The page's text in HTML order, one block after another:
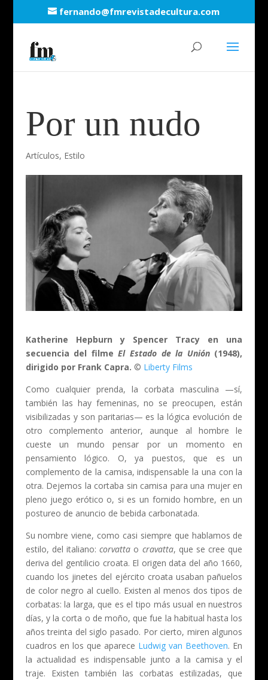
fernando@fmrevistadecultura.com
Por un nudo
Artículos, Estilo
Katherine Hepburn y Spencer Tracy en una
secuencia del filmeEl Estado de la Unión(1948),
dirigido por Frank Capra. © Liberty Films
Como cualquier prenda, la corbata masculina —sí,
también las hay femeninas, no se preocupen, están
visibilizadas y son paritarias— es la lógica evolución de
otro complemento anterior, aunque al hombre le
cueste un mundo pensar por un momento en
pensamiento lógico. O, ya puestos, que es un
complemento de la camisa, indispensable la una con la
otra. Dejemos la cortaba sin camisa para una mujer en
pleno juego erótico o, si es un fornido hombre, en un
postureo de anuncio de bebida carbonatada.
Su nombre viene, como casi siempre que hablamos de
estilo, del italiano:corvatta o cravatta, que se cree que
deriva del gentilicio croata. El origen data del año 1660,
cuando los jinetes del ejército croata usaban pañuelos
de color negro al cuello. Existen al menos dos tipos de
corbatas: la larga, que es el tipo más usual en nuestros
días, y la corta o de moño, que fue la habitual hasta los
años treinta del siglo pasado. Por cierto, miren algunos
cuadros en los que aparece Ludwig van Beethoven. En
la actualidad es indispensable junto a la camisa y el
traje. Existen también las corbatas estilizadas, que